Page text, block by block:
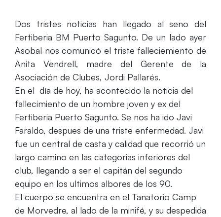
Dos tristes noticias han llegado al seno del
Fertiberia BM Puerto Sagunto. De un lado ayer
Asobal nos comunicó el triste falleciemiento de
Anita Vendrell, madre del Gerente de la
Asociación de Clubes, Jordi Pallarés.
En el día de hoy, ha acontecido la noticia del
fallecimiento de un hombre joven y ex del
Fertiberia Puerto Sagunto. Se nos ha ido Javi
Faraldo, despues de una triste enfermedad. Javi
fue un central de casta y calidad que recorrió un
largo camino en las categorias inferiores del
club, llegando a ser el capitán del segundo
equipo en los ultimos albores de los 90.
El cuerpo se encuentra en el Tanatorio Camp
de Morvedre, al lado de la minifé, y su despedida